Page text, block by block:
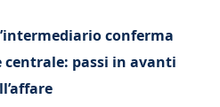
conferma
centrale: passi in avanti